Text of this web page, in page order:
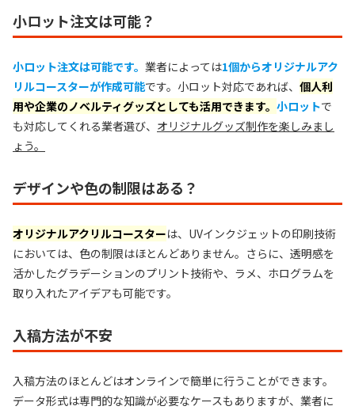
小ロット注文は可能？
小ロット注文は可能です。 業者によっては1個からオリジナルアク
リルコースターが作成可能です。小ロット対応であれば、 個人利
用や企業のノベルティグッズとしても活用できます。 小ロットで
も対応してくれる業者選び、 オリジナルグッズ制作を楽しみまし
ょう。
デザインや色の制限はある？
オリジナルアクリルコースターは、UVインクジェットの印刷技術
においては、色の制限はほとんどありません。さらに、透明感を
活かしたグラデーションのプリント技術や、ラメ、ホログラムを
取り入れたアイデアも可能です。
入稿方法が不安
入稿方法のほとんどはオンラインで簡単に行うことができます。
データ形式は専門的な知識が必要なケースもありますが、業者に